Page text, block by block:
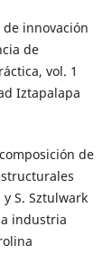
de innovación
de
vol. 1
Iztapalapa
de
S. Sztulwark
industria